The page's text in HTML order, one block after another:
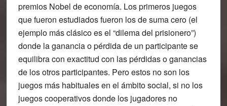
premios Nobel de economía. Los primeros juegos
que fueron estudiados fueron los de suma cero (el
ejemplo más clásico es el “dilema del prisionero”)
donde la ganancia o pérdida de un participante se
equilibra con exactitud con las pérdidas o ganancias
de los otros participantes. Pero estos no son los
juegos más habituales en el ámbito social, si no los
juegos cooperativos donde los jugadores no